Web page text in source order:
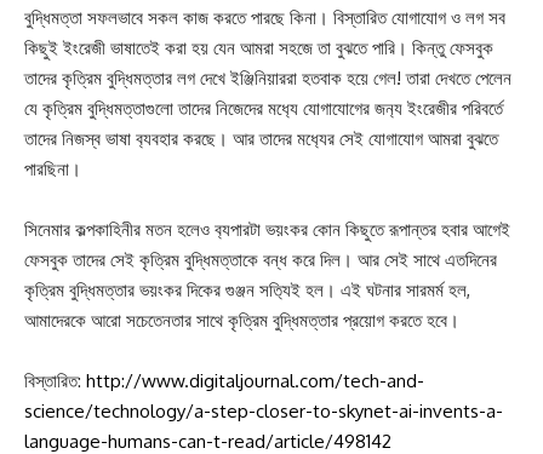
বুদ্ধিমত্তা সফলভাবে সকল কাজ করতে পারছে কিনা। বিস্তারিত যোগাযোগ ও লগ সব
কিছুই ইংরেজী ভাষাতেই করা হয় যেন আমরা সহজে তা বুঝতে পারি। কিন্তু ফেসবুক
তাদের কৃত্রিম বুদ্ধিমত্তার লগ দেখে ইঞ্জিনিয়াররা হতবাক হয়ে গেল! তারা দেখতে পেলেন
যে কৃত্রিম বুদ্ধিমত্তাগুলো তাদের নিজেদের মধ‍্যে যোগাযোগের জন‍্য ইংরেজীর পরিবর্তে
তাদের নিজস্ব ভাষা ব‍্যবহার করছে। আর তাদের মধ‍্যের সেই যোগাযোগ আমরা বুঝতে
পারছিনা।
সিনেমার কল্পকাহিনীর মতন হলেও ব‍্যপারটা ভয়ংকর কোন কিছুতে রূপান্তর হবার আগেই
ফেসবুক তাদের সেই কৃত্রিম বুদ্ধিমত্তাকে বন্ধ করে দিল। আর সেই সাথে এতদিনের
কৃত্রিম বুদ্ধিমত্তার ভয়ংকর দিকের গুঞ্জন সত‍্যিই হল। এই ঘটনার সারমর্ম হল,
আমাদেরকে আরো সচেতেনতার সাথে কৃত্রিম বুদ্ধিমত্তার প্রয়োগ করতে হবে।
বিস্তারিত: http://www.digitaljournal.com/tech-and-
science/technology/a-step-closer-to-skynet-ai-invents-a-
language-humans-can-t-read/article/498142